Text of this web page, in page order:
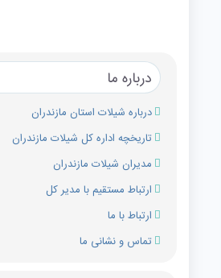
درباره ما
درباره شیلات استان مازندران
تاریخچه اداره کل شیلات مازندران
مدیران شیلات مازندران
ارتباط مستقیم با مدیر کل
ارتباط با ما
تماس و نشانی ما